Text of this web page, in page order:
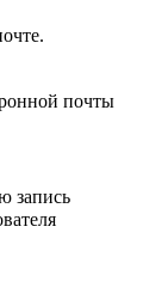
почты
запись